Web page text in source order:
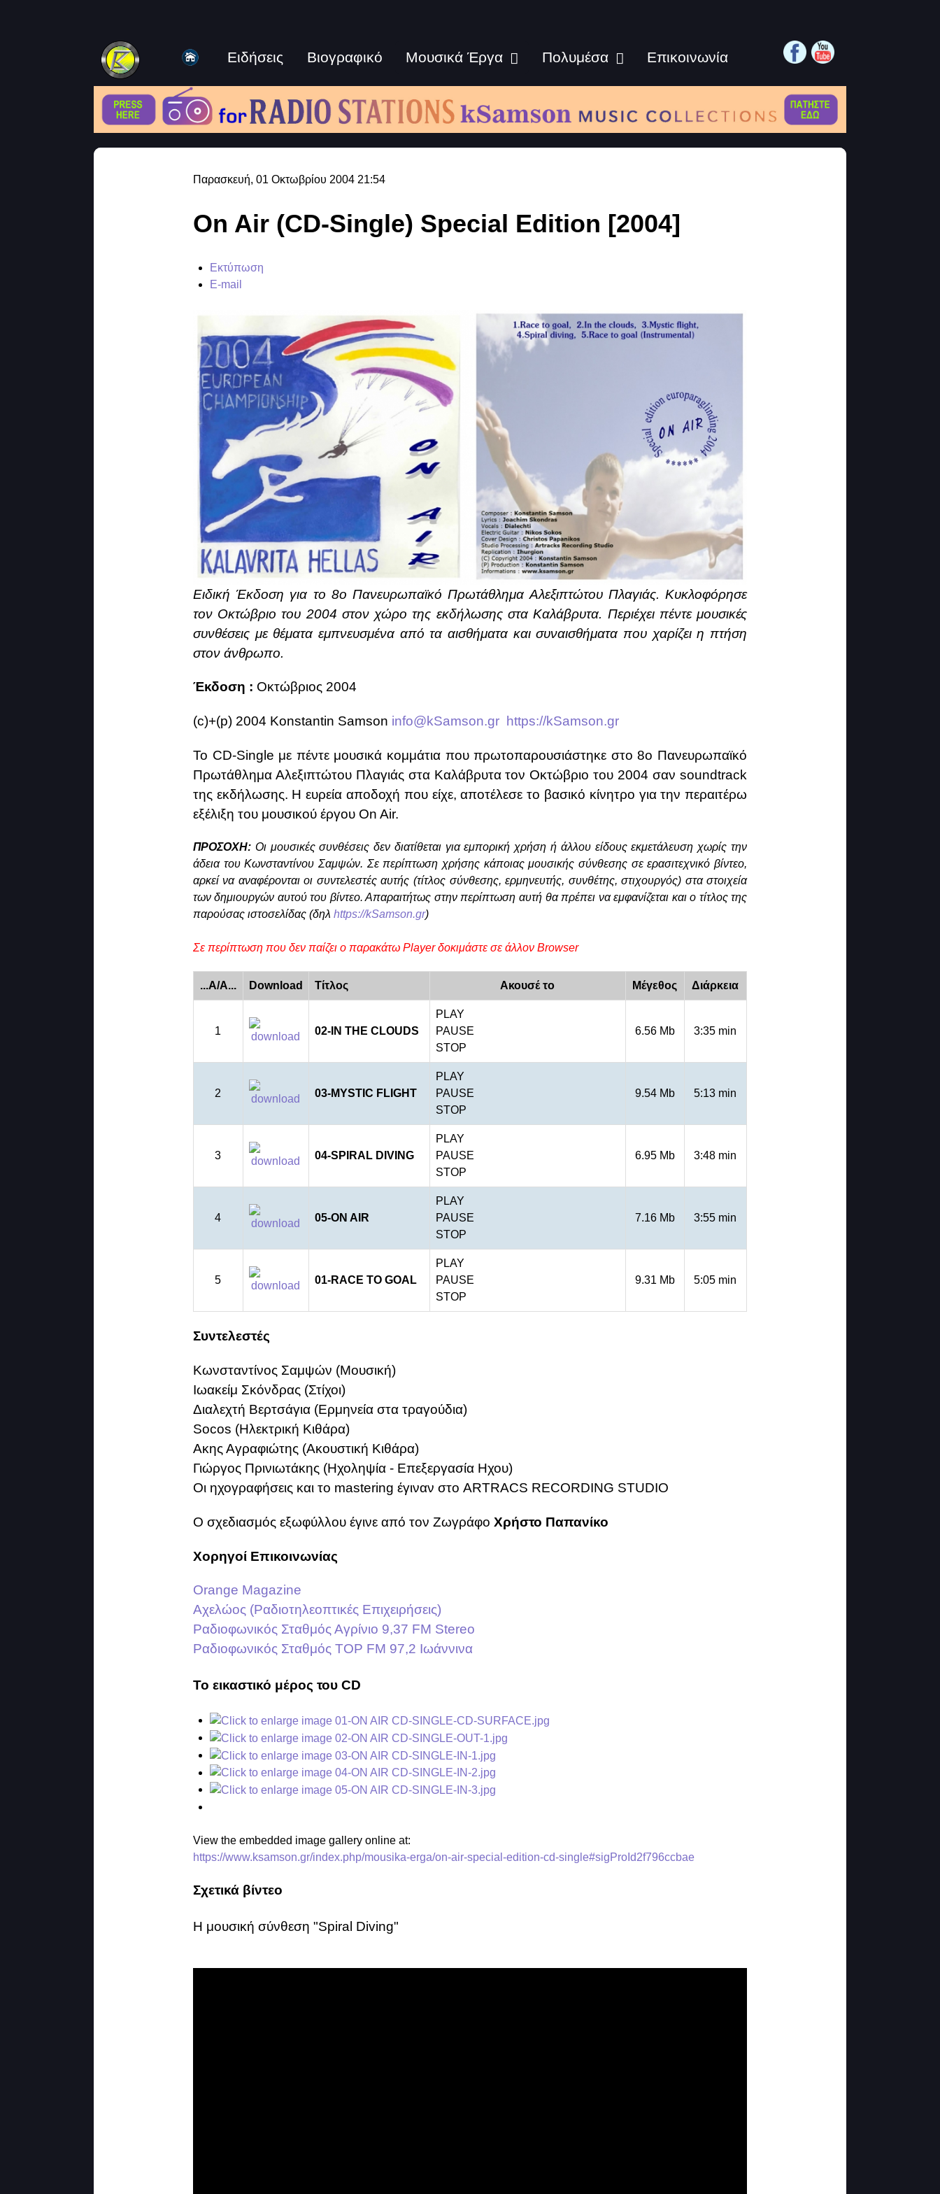
Ειδήσεις Βιογραφικό Μουσικά Έργα Πολυμέσα Επικοινωνία
Παρασκευή, 01 Οκτωβρίου 2004 21:54
On Air (CD-Single) Special Edition [2004]
Εκτύπωση
E-mail
Ειδική Έκδοση για το 8ο Πανευρωπαϊκό Πρωτάθλημα Αλεξιπτώτου Πλαγιάς. Κυκλοφόρησε
τον Οκτώβριο του 2004 στον χώρο της εκδήλωσης στα Καλάβρυτα. Περιέχει πέντε μουσικές
συνθέσεις με θέματα εμπνευσμένα από τα αισθήματα και συναισθήματα που χαρίζει η πτήση
στον άνθρωπο.
Έκδοση : Οκτώβριος 2004
(c)+(p) 2004 Konstantin Samson info@kSamson.gr https://kSamson.gr
Το CD-Single με πέντε μουσικά κομμάτια που πρωτοπαρουσιάστηκε στο 8ο Πανευρωπαϊκό
Πρωτάθλημα Αλεξιπτώτου Πλαγιάς στα Καλάβρυτα τον Οκτώβριο του 2004 σαν soundtrack
της εκδήλωσης. Η ευρεία αποδοχή που είχε, αποτέλεσε το βασικό κίνητρο για την περαιτέρω
εξέλιξη του μουσικού έργου On Air.
ΠΡΟΣΟΧΗ:Οι μουσικές συνθέσεις δεν διατίθεται για εμπορική χρήση ή άλλου είδους εκμετάλευση χωρίς την
άδεια του Κωνσταντίνου Σαμψών. Σε περίπτωση χρήσης κάποιας μουσικής σύνθεσης σε ερασιτεχνικό βίντεο,
αρκεί να αναφέρονται οι συντελεστές αυτής (τίτλος σύνθεσης, ερμηνευτής, συνθέτης, στιχουργός) στα στοιχεία
των δημιουργών αυτού του βίντεο. Απαραιτήτως στην περίπτωση αυτή θα πρέπει να εμφανίζεται και ο τίτλος της
παρούσας ιστοσελίδας (δηλ https://kSamson.gr)
Σε περίπτωση που δεν παίζει ο παρακάτω Player δοκιμάστε σε άλλον Browser
...A/A... Download Τίτλος Ακουσέ το Μέγεθος Διάρκεια
1 02-IN THE CLOUDS
PLAY
PAUSE
STOP
6.56 Mb 3:35 min
2 03-MYSTIC FLIGHT
PLAY
PAUSE
STOP
9.54 Mb 5:13 min
3 04-SPIRAL DIVING
PLAY
PAUSE
STOP
6.95 Mb 3:48 min
4 05-ON AIR
PLAY
PAUSE
STOP
7.16 Mb 3:55 min
5 01-RACE TO GOAL
PLAY
PAUSE
STOP
9.31 Mb 5:05 min
Συντελεστές
Κωνσταντίνος Σαμψών (Μουσική)
Ιωακείμ Σκόνδρας (Στίχοι)
Διαλεχτή Βερτσάγια (Ερμηνεία στα τραγούδια)
Socos (Ηλεκτρική Κιθάρα)
Ακης Αγραφιώτης (Ακουστική Κιθάρα)
Γιώργος Πρινιωτάκης (Ηχοληψία - Επεξεργασία Ηχου)
Οι ηχογραφήσεις και το mastering έγιναν στο ARTRACS RECORDING STUDIO
Ο σχεδιασμός εξωφύλλου έγινε από τον Ζωγράφο Χρήστο Παπανίκο
Χορηγοί Επικοινωνίας
Orange Magazine
Αχελώος (Ραδιοτηλεοπτικές Επιχειρήσεις)
Ραδιοφωνικός Σταθμός Αγρίνιο 9,37 FM Stereo
Ραδιοφωνικός Σταθμός ΤOP FM 97,2 Iωάννινα
Το εικαστικό μέρος του CD
View the embedded image gallery online at:
https://www.ksamson.gr/index.php/mousika-erga/on-air-special-edition-cd-single#sigProId2f796ccbae
Σχετικά βίντεο
H μουσική σύνθεση "Spiral Diving"